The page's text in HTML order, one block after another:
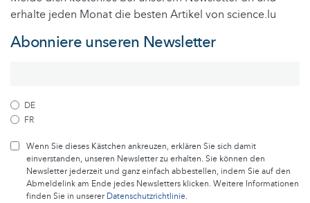
erhalte jeden Monat die besten Artikel von science.lu
Abonniere unseren Newsletter
DE
FR
Wenn Sie dieses Kästchen ankreuzen, erklären Sie sich damit
einverstanden, unseren Newsletter zu erhalten. Sie können den
Newsletter jederzeit und ganz einfach abbestellen, indem Sie auf den
Abmeldelink am Ende jedes Newsletters klicken. Weitere Informationen
finden Sie in unsererDatenschutzrichtlinie.